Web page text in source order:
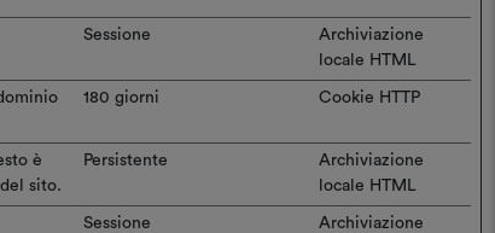
Sessione
Archiviazione
locale HTML
180 giorni Cookie HTTP
è
sito.
Persistente
Archiviazione
locale HTML
Sessione
Archiviazione